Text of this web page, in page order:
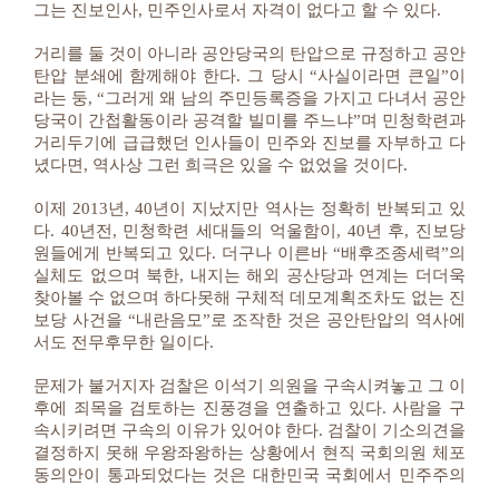
그는 진보인사, 민주인사로서 자격이 없다고 할 수 있다.
거리를 둘 것이 아니라 공안당국의 탄압으로 규정하고 공안
탄압 분쇄에 함께해야 한다. 그 당시 “사실이라면 큰일”이
라는 둥, “그러게 왜 남의 주민등록증을 가지고 다녀서 공안
당국이 간첩활동이라 공격할 빌미를 주느냐”며 민청학련과
거리두기에 급급했던 인사들이 민주와 진보를 자부하고 다
녔다면, 역사상 그런 희극은 있을 수 없었을 것이다.
이제 2013년, 40년이 지났지만 역사는 정확히 반복되고 있
다. 40년전, 민청학련 세대들의 억울함이, 40년 후, 진보당
원들에게 반복되고 있다. 더구나 이른바 “배후조종세력”의
실체도 없으며 북한, 내지는 해외 공산당과 연계는 더더욱
찾아볼 수 없으며 하다못해 구체적 데모계획조차도 없는 진
보당 사건을 “내란음모”로 조작한 것은 공안탄압의 역사에
서도 전무후무한 일이다.
문제가 불거지자 검찰은 이석기 의원을 구속시켜놓고 그 이
후에 죄목을 검토하는 진풍경을 연출하고 있다. 사람을 구
속시키려면 구속의 이유가 있어야 한다. 검찰이 기소의견을
결정하지 못해 우왕좌왕하는 상황에서 현직 국회의원 체포
동의안이 통과되었다는 것은 대한민국 국회에서 민주주의